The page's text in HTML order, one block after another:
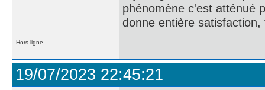
phénomène c'est atténué
donne entière
Hors ligne
19/07/2023 22:45:21